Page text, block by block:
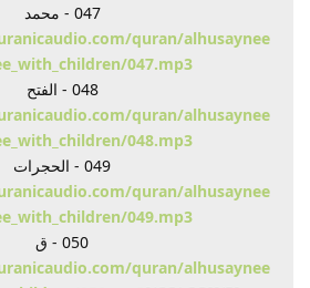
047 - محمد
quran/alhusaynee
047.mp3
048 - الفتح
quran/alhusaynee
048.mp3
049 - الحجرات
quran/alhusaynee
049.mp3
050 - ق
quran/alhusaynee